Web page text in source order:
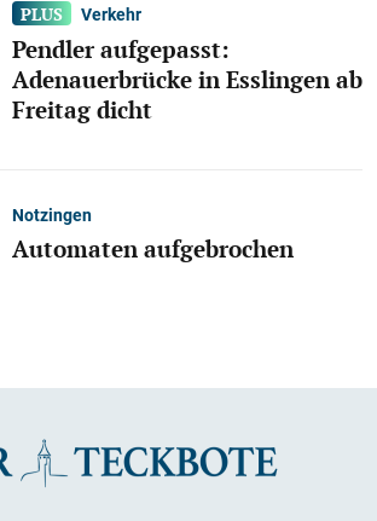
Verkehr
Pendler aufgepasst:
Adenauerbrücke in Esslingen ab
Freitag dicht
Notzingen
Automaten aufgebrochen